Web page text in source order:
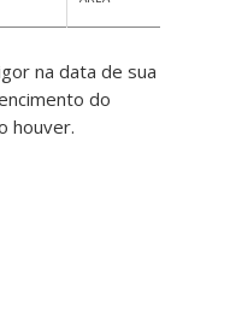
na data de sua
do
houver.